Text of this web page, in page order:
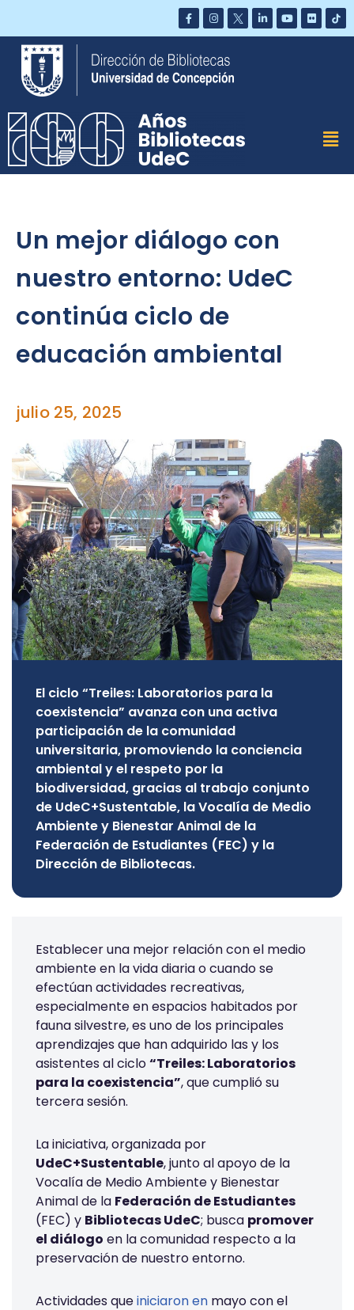
Saltar
contenido
Un mejor diálogo con
nuestro entorno: UdeC
continúa ciclo de
educación ambiental
julio 25, 2025
El ciclo “Treiles: Laboratorios para la
coexistencia” avanza con una activa
participación de la comunidad
universitaria, promoviendo la conciencia
ambiental y el respeto por la
biodiversidad, gracias al trabajo conjunto
de UdeC+Sustentable, la Vocalía de Medio
Ambiente y Bienestar Animal de la
Federación de Estudiantes (FEC) y la
Dirección de Bibliotecas.
Establecer una mejor relación con el medio
ambiente en la vida diaria o cuando se
efectúan actividades recreativas,
especialmente en espacios habitados por
fauna silvestre, es uno de los principales
aprendizajes que han adquirido las y los
asistentes al ciclo“Treiles: Laboratorios
para la coexistencia”, que cumplió su
tercera sesión.
La iniciativa, organizada por
UdeC+Sustentable, junto al apoyo de la
Vocalía de Medio Ambiente y Bienestar
Animal de la Federación de Estudiantes
(FEC) y Bibliotecas UdeC; busca promover
el diálogo en la comunidad respecto a la
preservación de nuestro entorno.
Actividades queiniciaron en mayo con el